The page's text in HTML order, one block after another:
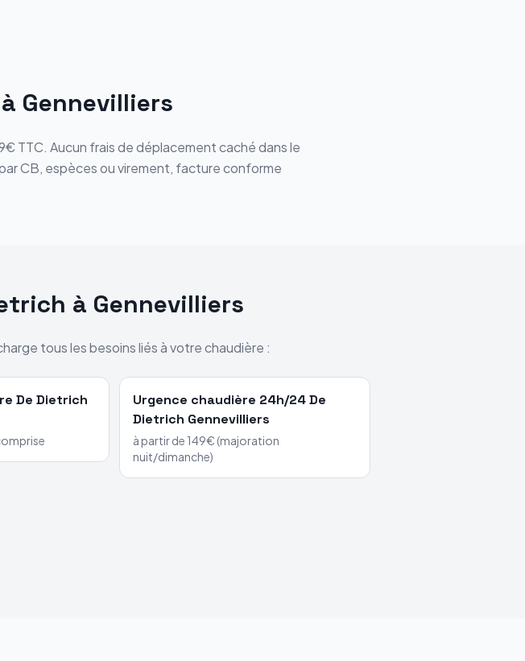
à Gennevilliers
TTC. Aucun frais de déplacement caché dans le
CB, espèces ou virement, facture conforme
à Gennevilliers
tous les besoins liés à votre chaudière :
De Dietrich
Urgence chaudière 24h/24De
Dietrich Gennevilliers
à partir de 149€ (majoration
nuit/dimanche)